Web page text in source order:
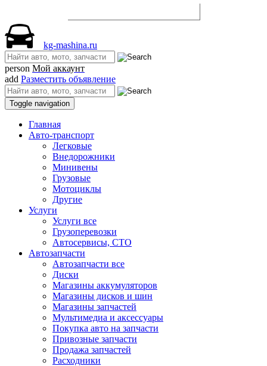
kg-mashina.ru
person Мой аккаунт
add Разместить объявление
Toggle navigation
Главная
Авто-транспорт
Легковые
Внедорожники
Минивены
Грузовые
Мотоциклы
Другие
Услуги
Услуги все
Грузоперевозки
Автосервисы, СТО
Автозапчасти
Автозапчасти все
Диски
Магазины аккумуляторов
Магазины дисков и шин
Магазины запчастей
Мультимедиа и аксессуары
Покупка авто на запчасти
Привозные запчасти
Продажа запчастей
Расходники